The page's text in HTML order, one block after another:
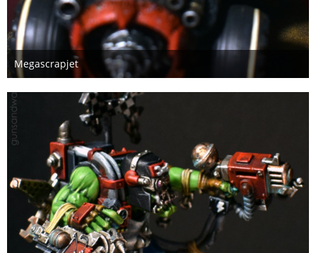
Megascrapjet
6. Januar 2021